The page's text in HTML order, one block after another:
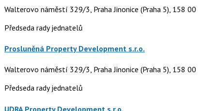
Walterovo náměstí 329/3, Praha Jinonice (Praha 5), 158 00
Předseda rady jednatelů
Prosluněná Property Development s.r.o.
Walterovo náměstí 329/3, Praha Jinonice (Praha 5), 158 00
Předseda rady jednatelů
UDRA Property Development s.r.o.